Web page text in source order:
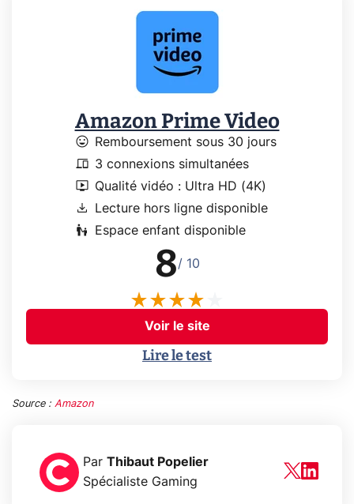
Amazon Prime Video
mood Remboursement sous 30 jours
devices 3 connexions simultanées
live_tv Qualité vidéo : Ultra HD (4K)
download Lecture hors ligne disponible
escalator_warning Espace enfant disponible
8/ 10
Voir le site
Lire le test
Source : Amazon
Par Thibaut Popelier
Spécialiste Gaming